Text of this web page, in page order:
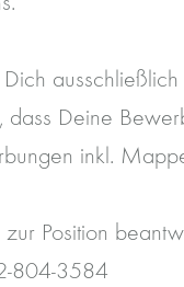
dass Deine
inkl.
zur Position
804-3584